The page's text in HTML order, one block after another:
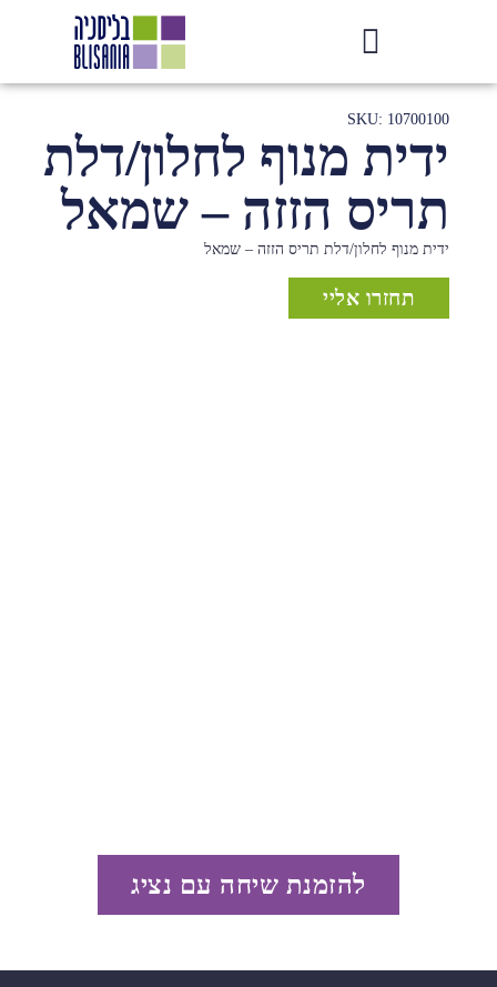
SKU: 10700100
ידית מנוף לחלון/דלת
תריס הזזה – שמאל
ידית מנוף לחלון/דלת תריס הזזה – שמאל
תחזרו אליי
להזמנת שיחה עם נציג